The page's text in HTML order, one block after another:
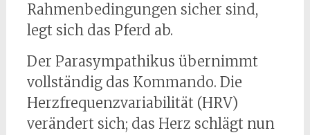
Rahmenbedingungen sicher sind,
legt sich das Pferd ab.
Der Parasympathikus übernimmt
vollständig das Kommando. Die
Herzfrequenzvariabilität (HRV)
verändert sich; das Herz schlägt nun